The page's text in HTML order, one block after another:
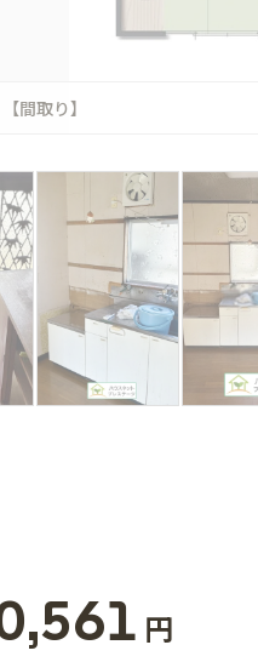
【間取り】
円